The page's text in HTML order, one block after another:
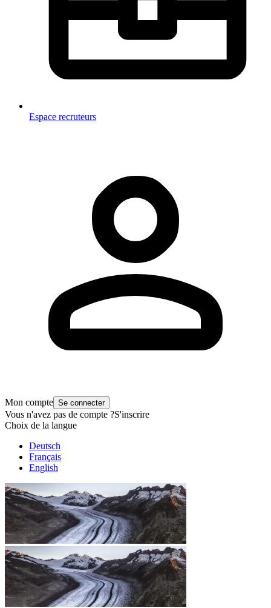
Espace recruteurs
Mon compte Se connecter
Vous n'avez pas de compte ?S'inscrire
Choix de la langue
Deutsch
Français
English